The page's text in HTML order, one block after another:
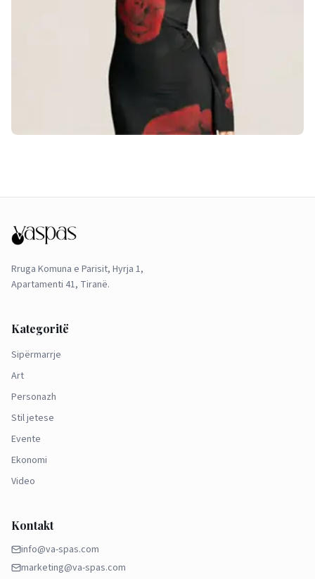
Rruga Komuna e Parisit, Hyrja 1,
Apartamenti 41, Tiranë.
Kategoritë
Sipërmarrje
Art
Personazh
Stil jetese
Evente
Ekonomi
Video
Kontakt
info@va-spas.com
marketing@va-spas.com